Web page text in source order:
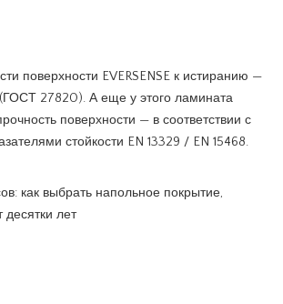
поверхности EVERSENSE к истиранию —
27820). А еще у этого ламината
поверхности — в соответствии с
стойкости EN 13329 / EN 15468.